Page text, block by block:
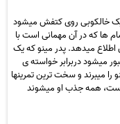
خالکوبی روی کتفش میشود
ها که در آن مهمانی است با
اطلاع میدهد. پدر مینو که یک
میشود دربرابر خواسته ی
را میبرند و سخت ترین تمرینها
همه جذب او میشوند